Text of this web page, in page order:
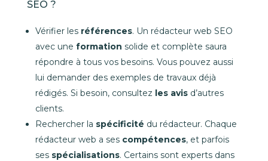
SEO ?
Vérifier les références. Un rédacteur web SEO
avec une formation solide et complète saura
répondre à tous vos besoins. Vous pouvez aussi
lui demander des exemples de travaux déjà
rédigés. Si besoin, consultez les avisd’autres
clients.
Rechercher la spécificité du rédacteur. Chaque
rédacteur web a ses compétences, et parfois
ses spécialisations. Certains sont experts dans